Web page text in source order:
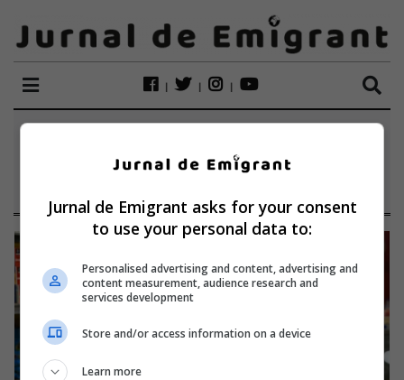
VASILICA
POPOVICI
Jurnal de Emigrant asks for your consent
to use your personal data to:
Personalised advertising and content, advertising and
content measurement, audience research and
services development
Store and/or access information on a device
Learn more